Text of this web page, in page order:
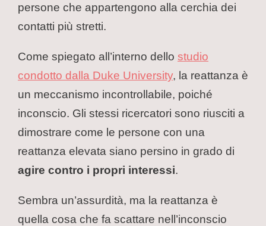
persone che appartengono alla cerchia dei
contatti più stretti.
Come spiegato all’interno dello studio
condotto dalla Duke University, la reattanza è
un meccanismo incontrollabile, poiché
inconscio. Gli stessi ricercatori sono riusciti a
dimostrare come le persone con una
reattanza elevata siano persino in grado di
agire contro i propri interessi.
Sembra un’assurdità, ma la reattanza è
quella cosa che fa scattare nell’inconscio